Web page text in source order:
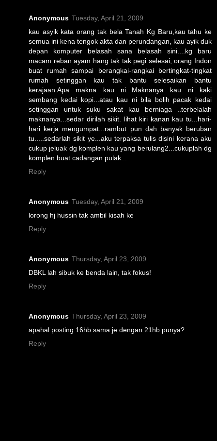
Anonymous Tuesday, April 21, 2009
kau asyik kata orang tak bela Tanah Kg Baru,kau tahu ke
semua ini kena tengok akta dan perundangan, kau ayik duk
depan komputer belasah sana belasah sini....kg baru
macam reban ayam hang tak tak pegi selesai, orang Indon
buat rumah sampai berangkai-rangkai bertingkat-tingkat
rumah setinggan kau tak bantu selesaikan bantu
kerajaan.Apa makna kau ni...Maknanya kau ni kaki
sembang kedai kopi...atau kau ni bila bolih pacak kedai
setinggan untuk suku sakat kau berniaga ..terbelalah
maknanya...sedar dirilah sikit. lihat kiri kanan kau tu...hari-
hari kerja mengumpat...rambut pun dah banyak beruban
tu.....sedarlah sikit ye...aku terpaksa tulis disini kerana aku
cukup jeluak dg komplen kau yang berulang2...cukuplah dg
komplen buat cadangan pulak...
Reply
Anonymous Tuesday, April 21, 2009
lorong hj hussin tak ambil kisah ke
Reply
Anonymous Thursday, April 23, 2009
DBKL lah sibuk ke benda lain, tak fokus!
Reply
Anonymous Thursday, April 23, 2009
apahal posting 16hb sama je dengan 21hb punya?
Reply